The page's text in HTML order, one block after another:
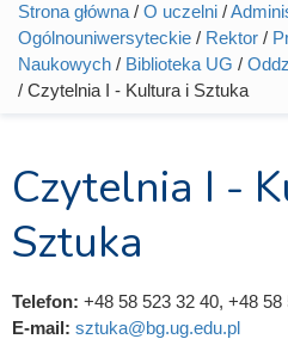
Jesteś tutaj
Strona główna / O uczelni /
Ogólnouniwersyteckie / Rektor /
Naukowych / Biblioteka UG /
/ Czytelnia I - Kultura i Sztuka
Czytelnia I -
Sztuka
Telefon: +48 58 523 32 40, +48
E-mail: sztuka@bg.ug.edu.pl